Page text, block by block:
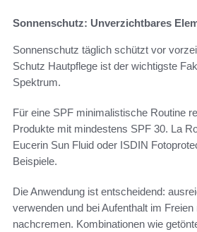
Sonnenschutz: Unverzichtbares
Sonnenschutz täglich schützt vor
Schutz Hautpflege ist der wichtigste
Spektrum.
Für eine SPF minimalistische Routine
Produkte mit mindestens SPF 30. La
Eucerin Sun Fluid oder ISDIN
Beispiele.
Die Anwendung ist entscheidend:
verwenden und bei Aufenthalt im
nachcremen. Kombinationen wie